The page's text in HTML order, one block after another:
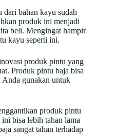
bahan kayu sudah
produk ini menjadi
beli. Mengingat hampir
kayu seperti ini.
produk pintu yang
Produk pintu baja bisa
gunakan untuk
produk pintu
bisa lebih tahan lama
sangat tahan terhadap